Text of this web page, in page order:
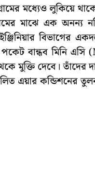
মধ্যেও লুকিয়ে
মাঝে এক অনন্য
বিভাগের
বান্ধব মিনি এসি
মুক্তি দেবে।
এয়ার কন্ডিশনের